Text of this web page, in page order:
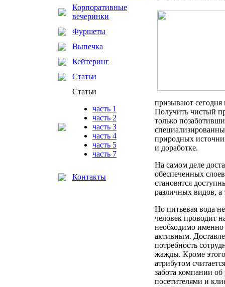
Корпоративные
вечеринки
Фуршеты
Выпечка
Кейтеринг
Статьи
Статьи
часть 1
часть 2
часть 3
часть 4
часть 5
часть 7
Контакты
призывают сегодня
Получить чистый
только
природных
и доработке.
На самом деле
обеспеченных
становятся
различных видов, а
Но питьевая вода
человек проводит
необходимо именно
активным.
потребность
жажды. Кроме
атрибутом
забота компании
посетителями и